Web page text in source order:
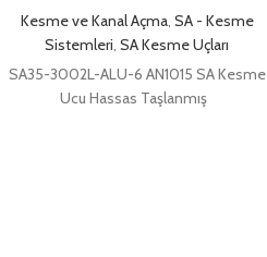
Kesme ve Kanal Açma, SA - Kesme
Sistemleri, SA Kesme Uçları
SA35-3002L-ALU-6 AN1015 SA Kesme
Ucu Hassas Taşlanmış